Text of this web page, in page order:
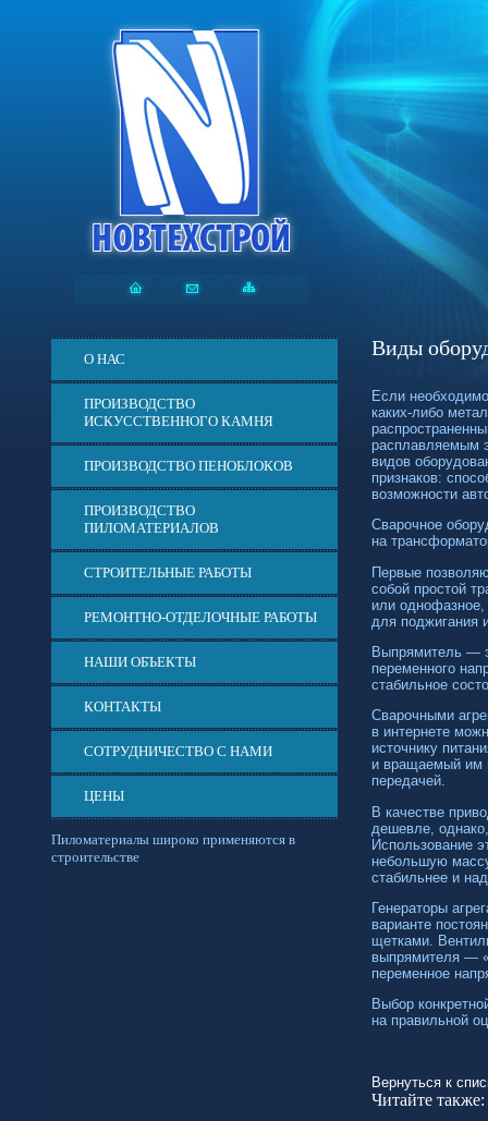
О НАС
ПРОИЗВОДСТВО
ИСКУССТВЕННОГО КАМНЯ
ПРОИЗВОДСТВО ПЕНОБЛОКОВ
ПРОИЗВОДСТВО
ПИЛОМАТЕРИАЛОВ
СТРОИТЕЛЬНЫЕ РАБОТЫ
РЕМОНТНО-ОТДЕЛОЧНЫЕ РАБОТЫ
НАШИ ОБЪЕКТЫ
КОНТАКТЫ
СОТРУДНИЧЕСТВО С НАМИ
ЦЕНЫ
Пиломатериалы широко применяются в
строительстве
Виды
Если
каких-либо
расплавляемым
видов
признаков:
возможности
Сварочное
на
Первые
собой простой
или однофазное,
для поджигания
Выпрямитель —
переменного
стабильное
Сварочными
в интернете
источнику
и вращаемый им
передачей.
В качестве
дешевле,
Использование
небольшую
стабильнее и
Генераторы
варианте
щетками.
выпрямителя —
переменное
Выбор
на правильной
Вернуться к
Читайте также: